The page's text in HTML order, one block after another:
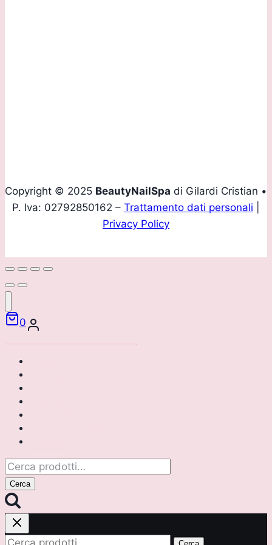
Copyright © 2025 BeautyNailSpa di Gilardi Cristian •
P. Iva: 02792850162 – Trattamento dati personali
Privacy Policy
0
Cerca:
Cerca
Cerca: